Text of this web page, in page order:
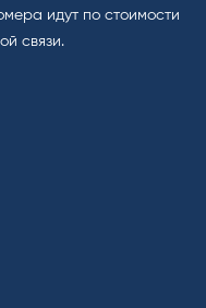
идут по стоимости
связи.